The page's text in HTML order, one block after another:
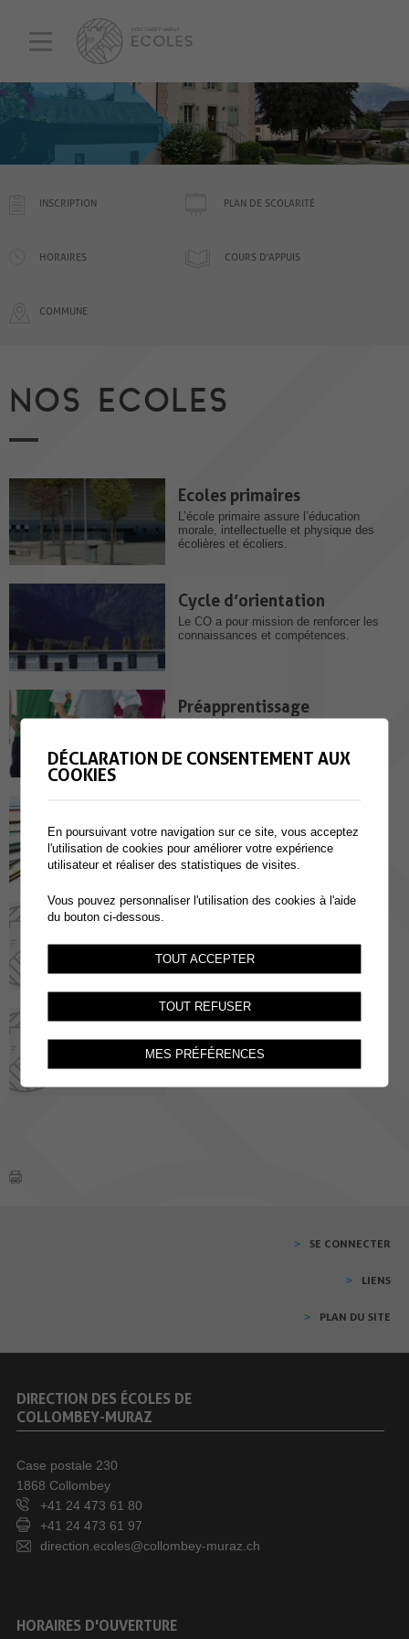
INSCRIPTION PLAN DE SCOLARITÉ
HORAIRES COURS D'APPUIS
COMMUNE
NOS ECOLES
Ecoles primaires
L’école primaire assure l’éducation
morale, intellectuelle et physique des
écolières et écoliers.
Cycle d’orientation
Le CO a pour mission de renforcer les
connaissances et compétences.
Préapprentissage
En images
SE CONNECTER
LIENS
PLAN DU SITE
DIRECTION DES ÉCOLES DE
COLLOMBEY-MURAZ
Case postale 230
1868 Collombey
+41 24 473 61 80
+41 24 473 61 97
direction.ecoles@collombey-muraz.ch
HORAIRES D'OUVERTURE
DÉCLARATION DE CONSENTEMENT AUX
COOKIES
En poursuivant votre navigation sur ce site, vous acceptez
l'utilisation de cookies pour améliorer votre expérience
utilisateur et réaliser des statistiques de visites.
Vous pouvez personnaliser l'utilisation des cookies à l'aide
du bouton ci-dessous.
TOUT ACCEPTER
TOUT REFUSER
MES PRÉFÉRENCES